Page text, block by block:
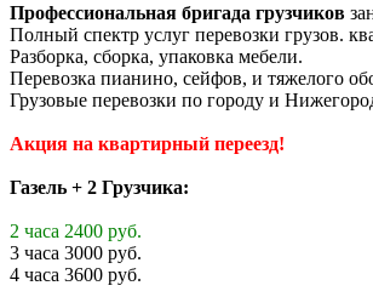
Профессиональная бригада грузчиков
Полный спектр услуг перевозки грузов.
Разборка, сборка, упаковка мебели.
Перевозка пианино, сейфов, и тяжелого
Грузовые перевозки по городу и
Акция на квартирный переезд!
Газель + 2 Грузчика:
2 часа 2400 руб.
3 часа 3000 руб.
4 часа 3600 руб.